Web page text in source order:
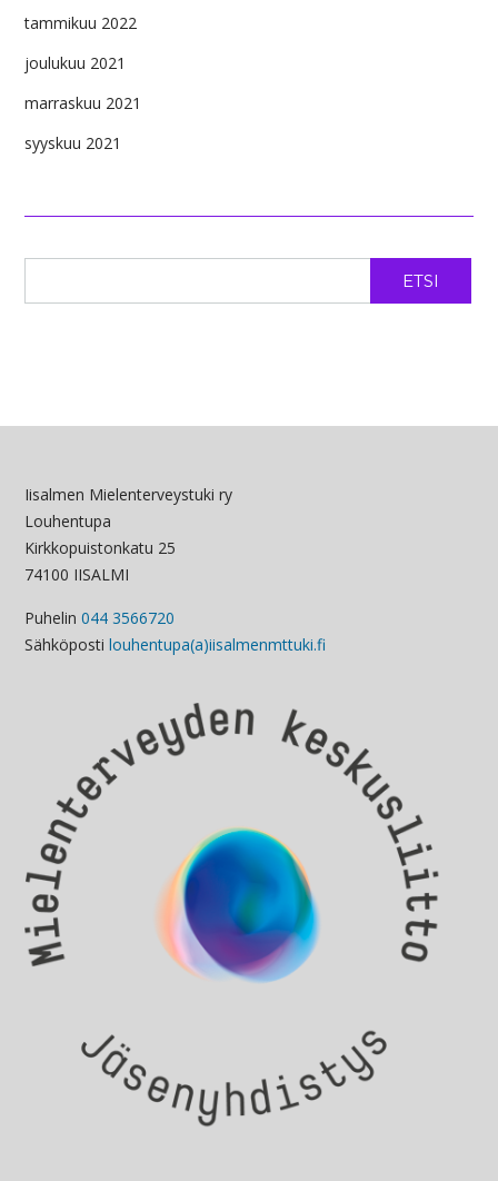
tammikuu 2022
joulukuu 2021
marraskuu 2021
syyskuu 2021
ETSI
Iisalmen Mielenterveystuki ry
Louhentupa
Kirkkopuistonkatu 25
74100 IISALMI
Puhelin 044 3566720
Sähköposti louhentupa(a)iisalmenmttuki.fi